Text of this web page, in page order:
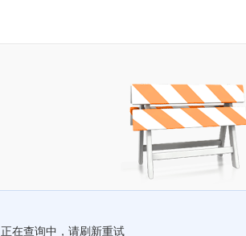
正在查询中，请刷新重试